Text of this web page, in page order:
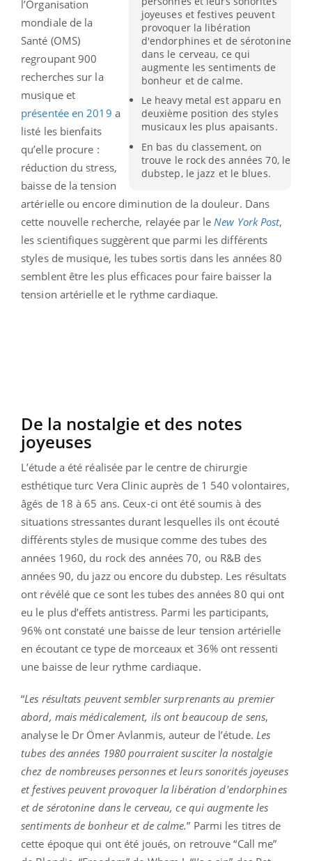
joyeuses et festives peuvent
provoquer la libération
d'endorphines et de sérotonine
dans le cerveau, ce qui
augmente les sentiments de
bonheur et de calme.
Le heavy metal est apparu en
deuxième position des styles
musicaux les plus apaisants.
En bas du classement, on
trouve le rock des années 70, le
dubstep, le jazz et le blues.
l’Organisation
mondiale de la
Santé (OMS)
regroupant 900
recherches sur la
musique et
présentée en 2019 a
listé les bienfaits
qu’elle procure :
réduction du stress,
baisse de la tension
artérielle ou encore diminution de la douleur. Dans
cette nouvelle recherche, relayée par leNew York Post,
les scientifiques suggèrent que parmi les différents
styles de musique, les tubes sortis dans les années 80
semblent être les plus efficaces pour faire baisser la
tension artérielle et le rythme cardiaque.
De la nostalgie et des notes
joyeuses
L’étude a été réalisée par le centre de chirurgie
esthétique turc Vera Clinic auprès de 1 540 volontaires,
âgés de 18 à 65 ans. Ceux-ci ont été soumis à des
situations stressantes durant lesquelles ils ont écouté
différents styles de musique comme des tubes des
années 1960, du rock des années 70, ou R&B des
années 90, du jazz ou encore du dubstep. Les résultats
ont révélé que ce sont les tubes des années 80 qui ont
eu le plus d’effets antistress. Parmi les participants,
96% ont constaté une baisse de leur tension artérielle
en écoutant ce type de morceaux et 36% ont ressenti
une baisse de leur rythme cardiaque.
“Les résultats peuvent sembler surprenants au premier
abord, mais médicalement, ils ont beaucoup de sens,
analyse le Dr Ömer Avlanmis, auteur de l’étude. Les
tubes des années 1980 pourraient susciter la nostalgie
chez de nombreuses personnes et leurs sonorités joyeuses
et festives peuvent provoquer la libération d'endorphines
et de sérotonine dans le cerveau, ce qui augmente les
sentiments de bonheur et de calme.” Parmi les titres de
cette époque qui ont été joués, on retrouve “Call me”